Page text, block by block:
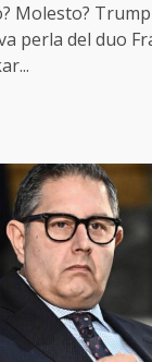
Molesto?
perla del duo